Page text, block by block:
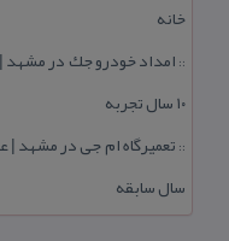
خانه
::
۱۰ سال تجربه
::
سال سابقه